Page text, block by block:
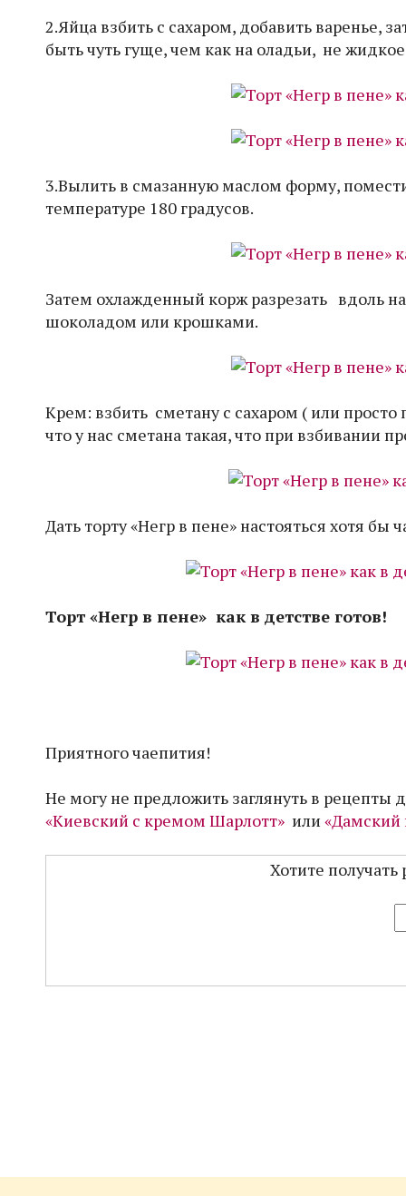
2.Яйца взбить с сахаром, добавить варенье,
быть чуть гуще, чем как на оладьи, не
3.Вылить в смазанную маслом форму,
температуре 180 градусов.
Затем охлажденный корж разрезать вдоль
шоколадом или крошками.
Крем: взбить сметану с сахаром ( или
что у нас сметана такая, что при взбивании
Дать торту «Негр в пене» настояться хотя бы
Торт «Негр в пене» как в детстве готов!
Приятного чаепития!
Не могу не предложить заглянуть в
«Киевский с кремом Шарлотт» или «Дамский
Хотите